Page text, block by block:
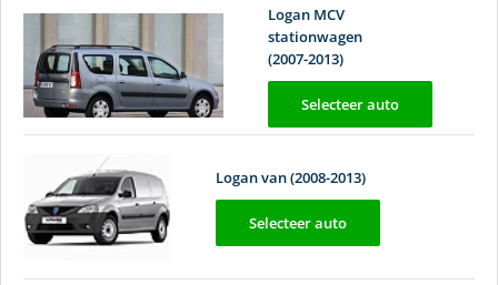
Logan MCV
stationwagen
(2007-2013)
Selecteer auto
Logan van (2008-2013)
Selecteer auto